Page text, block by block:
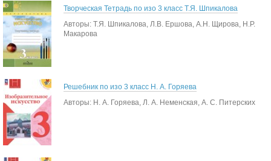
Творческая Тетрадь по изо 3 класс Т.Я. Шпикалова
Авторы: Т.Я. Шпикалова, Л.В. Ершова, А.Н. Щирова, Н.Р.
Макарова
Решебник по изо 3 класс Н. А. Горяева
Авторы: Н. А. Горяева, Л. А. Неменская, А. С. Питерских